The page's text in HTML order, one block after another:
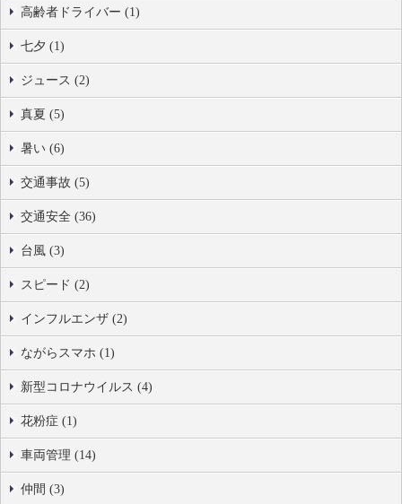
高齢者ドライバー (1)
七夕 (1)
ジュース (2)
真夏 (5)
暑い (6)
交通事故 (5)
交通安全 (36)
台風 (3)
スピード (2)
インフルエンザ (2)
ながらスマホ (1)
新型コロナウイルス (4)
花粉症 (1)
車両管理 (14)
仲間 (3)